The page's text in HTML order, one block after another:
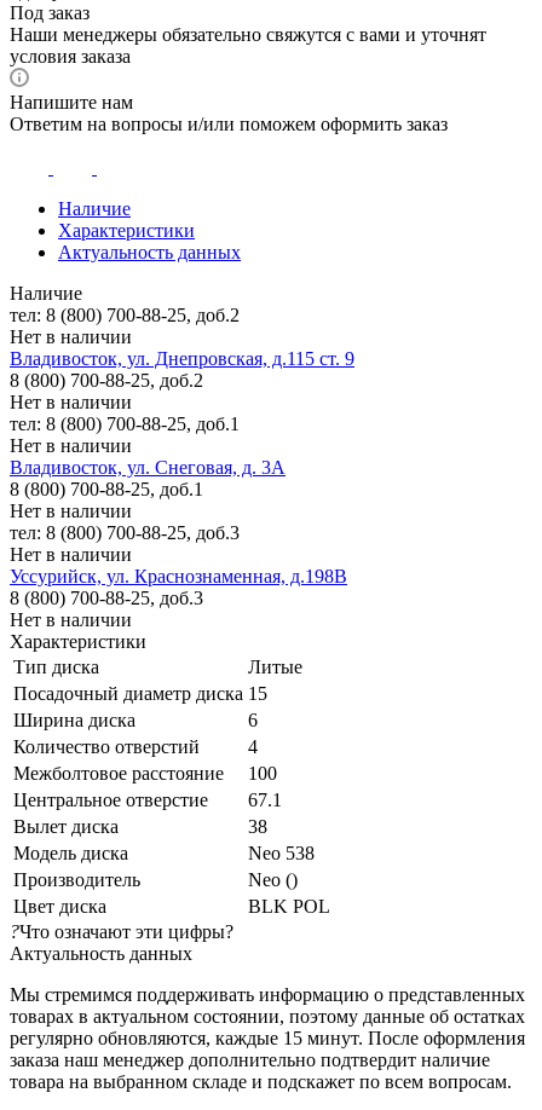
Под заказ
Наши менеджеры обязательно свяжутся с вами и уточнят
условия заказа
Напишите нам
Ответим на вопросы и/или поможем оформить заказ
Наличие
Характеристики
Актуальность данных
Наличие
тел: 8 (800) 700-88-25, доб.2
Нет в наличии
Владивосток, ул. Днепровская, д.115 ст. 9
8 (800) 700-88-25, доб.2
Нет в наличии
тел: 8 (800) 700-88-25, доб.1
Нет в наличии
Владивосток, ул. Снеговая, д. 3А
8 (800) 700-88-25, доб.1
Нет в наличии
тел: 8 (800) 700-88-25, доб.3
Нет в наличии
Уссурийск, ул. Краснознаменная, д.198В
8 (800) 700-88-25, доб.3
Нет в наличии
Характеристики
Тип диска
Литые
Посадочный диаметр диска 15
Ширина диска
6
Количество отверстий
4
Межболтовое расстояние
100
Центральное отверстие
67.1
Вылет диска
38
Модель диска
Neo 538
Производитель
Neo ()
Цвет диска
BLK POL
?Что означают эти цифры?
Актуальность данных
Мы стремимся поддерживать информацию о представленных
товарах в актуальном состоянии, поэтому данные об остатках
регулярно обновляются, каждые 15 минут. После оформления
заказа наш менеджер дополнительно подтвердит наличие
товара на выбранном складе и подскажет по всем вопросам.